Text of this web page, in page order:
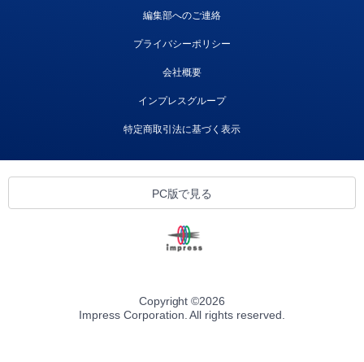
編集部へのご連絡
プライバシーポリシー
会社概要
インプレスグループ
特定商取引法に基づく表示
PC版で見る
Copyright ©2026
Impress Corporation. All rights reserved.